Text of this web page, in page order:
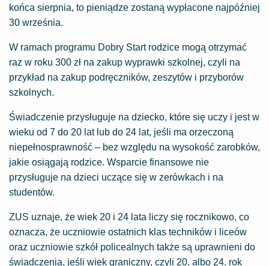
końca sierpnia, to pieniądze zostaną wypłacone najpóźniej
30 września.
W ramach programu Dobry Start rodzice mogą otrzymać
raz w roku 300 zł na zakup wyprawki szkolnej, czyli na
przykład na zakup podręczników, zeszytów i przyborów
szkolnych.
Świadczenie przysługuje na dziecko, które się uczy i jest w
wieku od 7 do 20 lat lub do 24 lat, jeśli ma orzeczoną
niepełnosprawność – bez względu na wysokość zarobków,
jakie osiągają rodzice. Wsparcie finansowe nie
przysługuje na dzieci uczące się w zerówkach i na
studentów.
ZUS uznaje, że wiek 20 i 24 lata liczy się rocznikowo, co
oznacza, że uczniowie ostatnich klas techników i liceów
oraz uczniowie szkół policealnych także są uprawnieni do
świadczenia, jeśli wiek graniczny, czyli 20. albo 24. rok